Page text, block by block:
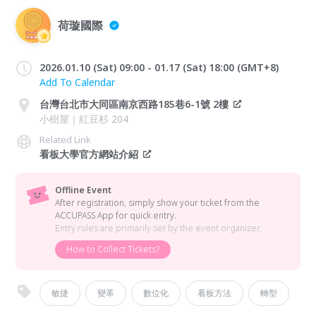
荷璇國際
2026.01.10 (Sat) 09:00 - 01.17 (Sat) 18:00 (GMT+8)
Add To Calendar
台灣台北市大同區南京西路185巷6-1號 2樓
小樹屋｜紅豆杉 204
Related Link
看板大學官方網站介紹
Offline Event
After registration, simply show your ticket from the
ACCUPASS App for quick entry.
Entry rules are primarily set by the event organizer.
How to Collect Tickets?
敏捷 變革 數位化 看板方法 轉型